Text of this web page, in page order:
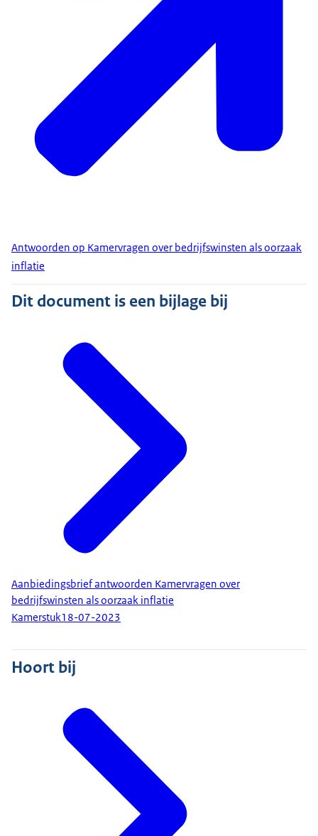
Antwoorden op Kamervragen over bedrijfswinsten als oorzaak
inflatie
Dit document is een bijlage bij
Aanbiedingsbrief antwoorden Kamervragen over
bedrijfswinsten als oorzaak inflatie
Kamerstuk18-07-2023
Hoort bij